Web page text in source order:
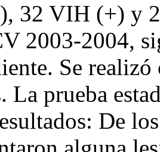
32 VIH (+) y
2003-2004,
Se
La prueba
De